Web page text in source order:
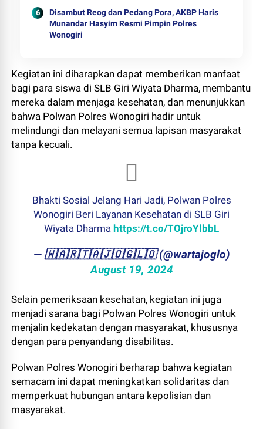
Disambut Reog dan Pedang Pora, AKBP Haris
Munandar Hasyim Resmi Pimpin Polres
Wonogiri
Kegiatan ini diharapkan dapat memberikan manfaat
bagi para siswa di SLB Giri Wiyata Dharma, membantu
mereka dalam menjaga kesehatan, dan menunjukkan
bahwa Polwan Polres Wonogiri hadir untuk
melindungi dan melayani semua lapisan masyarakat
tanpa kecuali.
Bhakti Sosial Jelang Hari Jadi, Polwan Polres
Wonogiri Beri Layanan Kesehatan di SLB Giri
Wiyata Dharma https://t.co/TOjroYlbbL
— ​🇼​​🇦​​🇷​​🇹​​🇦​​🇯​​🇴​​🇬​​🇱​​🇴 (@wartajoglo)
August 19, 2024
Selain pemeriksaan kesehatan, kegiatan ini juga
menjadi sarana bagi Polwan Polres Wonogiri untuk
menjalin kedekatan dengan masyarakat, khususnya
dengan para penyandang disabilitas.
Polwan Polres Wonogiri berharap bahwa kegiatan
semacam ini dapat meningkatkan solidaritas dan
memperkuat hubungan antara kepolisian dan
masyarakat.